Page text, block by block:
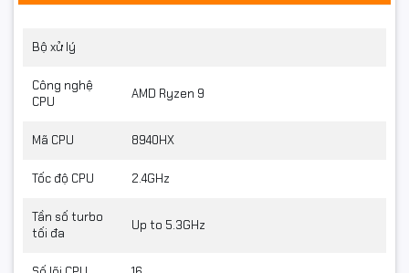
Bộ xử lý
Công nghệ
CPU
AMD Ryzen 9
Mã CPU 8940HX
Tốc độ CPU 2.4GHz
Tần số turbo
tối đa
Up to 5.3GHz